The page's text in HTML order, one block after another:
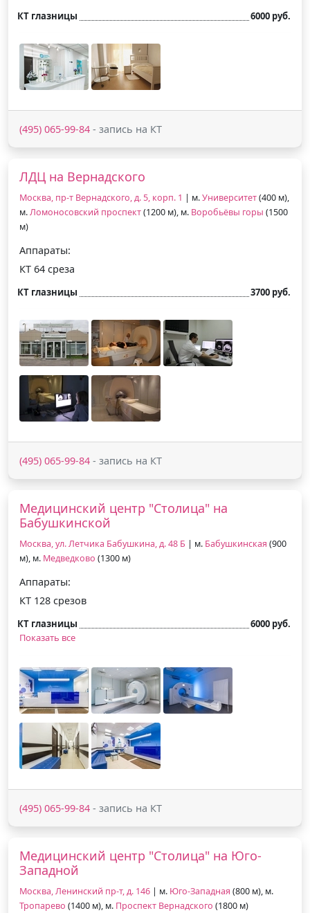
КТ глазницы 6000 руб.
(495) 065-99-84 - запись на КТ
ЛДЦ на Вернадского
Москва, пр-т Вернадского, д. 5, корп. 1 | м.Университет(400 м),
м.Ломоносовский проспект(1200 м), м. Воробьёвы горы (1500
м)
Аппараты:
КТ 64 среза
КТ глазницы 3700 руб.
(495) 065-99-84 - запись на КТ
Медицинский центр "Столица" на
Бабушкинской
Москва, ул. Летчика Бабушкина, д. 48 Б | м. Бабушкинская (900
м), м. Медведково (1300 м)
Аппараты:
КТ 128 срезов
КТ глазницы
6000 руб.
Показать все
(495) 065-99-84 - запись на КТ
Медицинский центр "Столица" на Юго-
Западной
Москва, Ленинский пр-т, д. 146 | м. Юго-Западная (800 м), м.
Тропарево (1400 м), м. Проспект Вернадского (1800 м)